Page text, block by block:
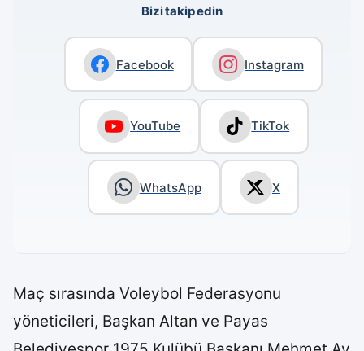
Bizi takip edin
Facebook Instagram
YouTube TikTok
WhatsApp X
Maç sırasında Voleybol Federasyonu
yöneticileri, Başkan Altan ve Payas